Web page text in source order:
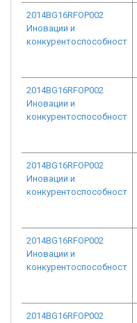
2014BG16RFOP002
Иновации и
конкурентоспособност
2014BG16RFOP002
Иновации и
конкурентоспособност
2014BG16RFOP002
Иновации и
конкурентоспособност
2014BG16RFOP002
Иновации и
конкурентоспособност
2014BG16RFOP002